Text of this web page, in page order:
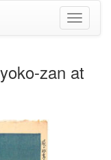
Basculer
la
zan at